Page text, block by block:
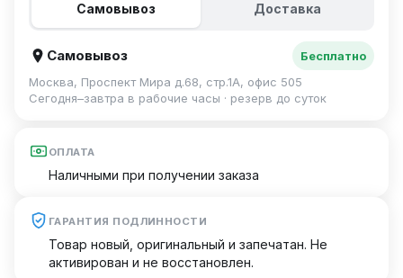
Самовывоз Доставка
Самовывоз
Бесплатно
Москва, Проспект Мира д.68, стр.1А, офис 505
Сегодня–завтра в рабочие часы · резерв до суток
ОПЛАТА
Наличными при получении заказа
ГАРАНТИЯ ПОДЛИННОСТИ
Товар новый, оригинальный и запечатан. Не
активирован и не восстановлен.